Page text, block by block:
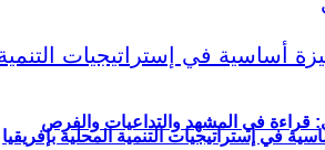
قراءة في المشهد والتداعيات والفرص
في إستراتيجيات التنمية المحلية بإفريقيا